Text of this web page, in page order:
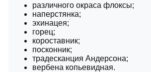
различного окраса флоксы;
наперстянка;
эхинацея;
горец;
короставник;
посконник;
традесканция Андерсона;
вербена копьевидная.